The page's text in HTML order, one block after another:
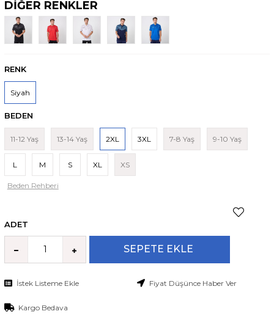
DİĞER RENKLER
RENK
Siyah
BEDEN
11-12 Yaş 13-14 Yaş 2XL 3XL 7-8 Yaş 9-10 Yaş
L M S XL XS
Beden Rehberi
ADET
İstek Listeme Ekle Fiyat Düşünce Haber Ver
Kargo Bedava